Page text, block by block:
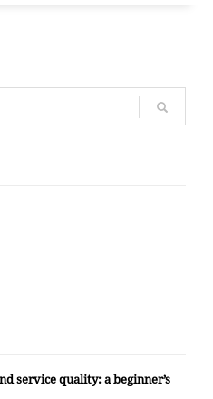
service quality: a beginner’s